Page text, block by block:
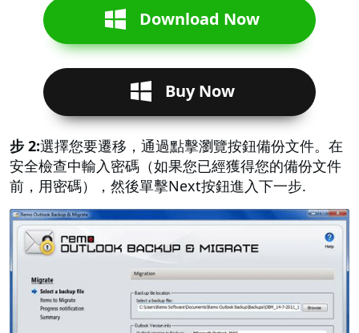
Download Now
Buy Now
步 2:選擇您要遷移，通過點擊瀏覽按鈕備份文件。在
安全檢查中輸入密碼（如果您已經獲得您的備份文件
前，用密碼），然後單擊Next按鈕進入下一步.